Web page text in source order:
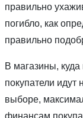
правильно
погибло, как
правильно
В магазины,
покупатели идут
выборе,